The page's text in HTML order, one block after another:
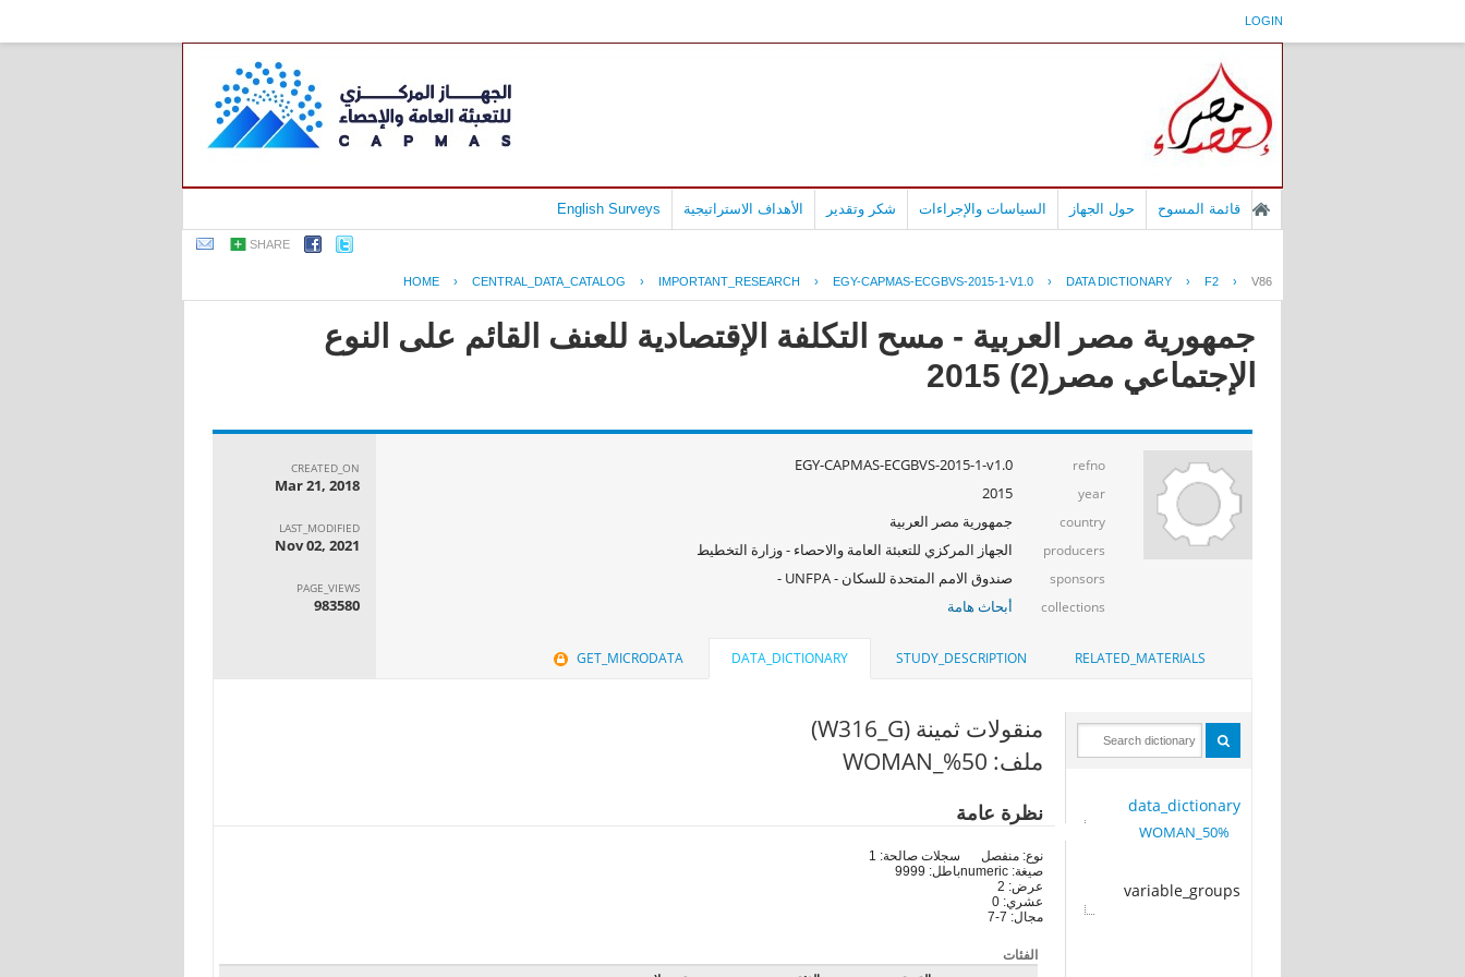
LOGIN
قائمة المسوح حول الجهاز السياسات والإجراءات شكر وتقدير الأهداف الاستراتيجية English Surveys
SHARE
HOME › CENTRAL_DATA_CATALOG › IMPORTANT_RESEARCH › EGY-CAPMAS-ECGBVS-2015-1-V1.0 › DATA DICTIONARY › F2 › V86
جمهورية مصر العربية - مسح التكلفة الإقتصادية للعنف القائم على النوع
الإجتماعي مصر(2) 2015
refno
EGY-CAPMAS-ECGBVS-2015-1-v1.0
year
2015
country جمهورية مصر العربية
producers الجهاز المركزي للتعبئة العامة والاحصاء - وزارة التخطيط
sponsors صندوق الامم المتحدة للسكان - UNFPA -
collections أبحاث هامة
CREATED_ON
Mar 21, 2018
LAST_MODIFIED
Nov 02, 2021
PAGE_VIEWS
983580
RELATED_MATERIALS
STUDY_DESCRIPTION
DATA_DICTIONARY
GET_MICRODATA
data_dictionary
50%_WOMAN
variable_groups
منقولات ثمينة (W316_G)
ملف: 50%_WOMAN
نظرة عامة
نوع: منفصل
صيغة: numeric
عرض: 2
عشري: 0
مجال: 7-7
سجلات صالحة: 1
باطل: 9999
الفئات